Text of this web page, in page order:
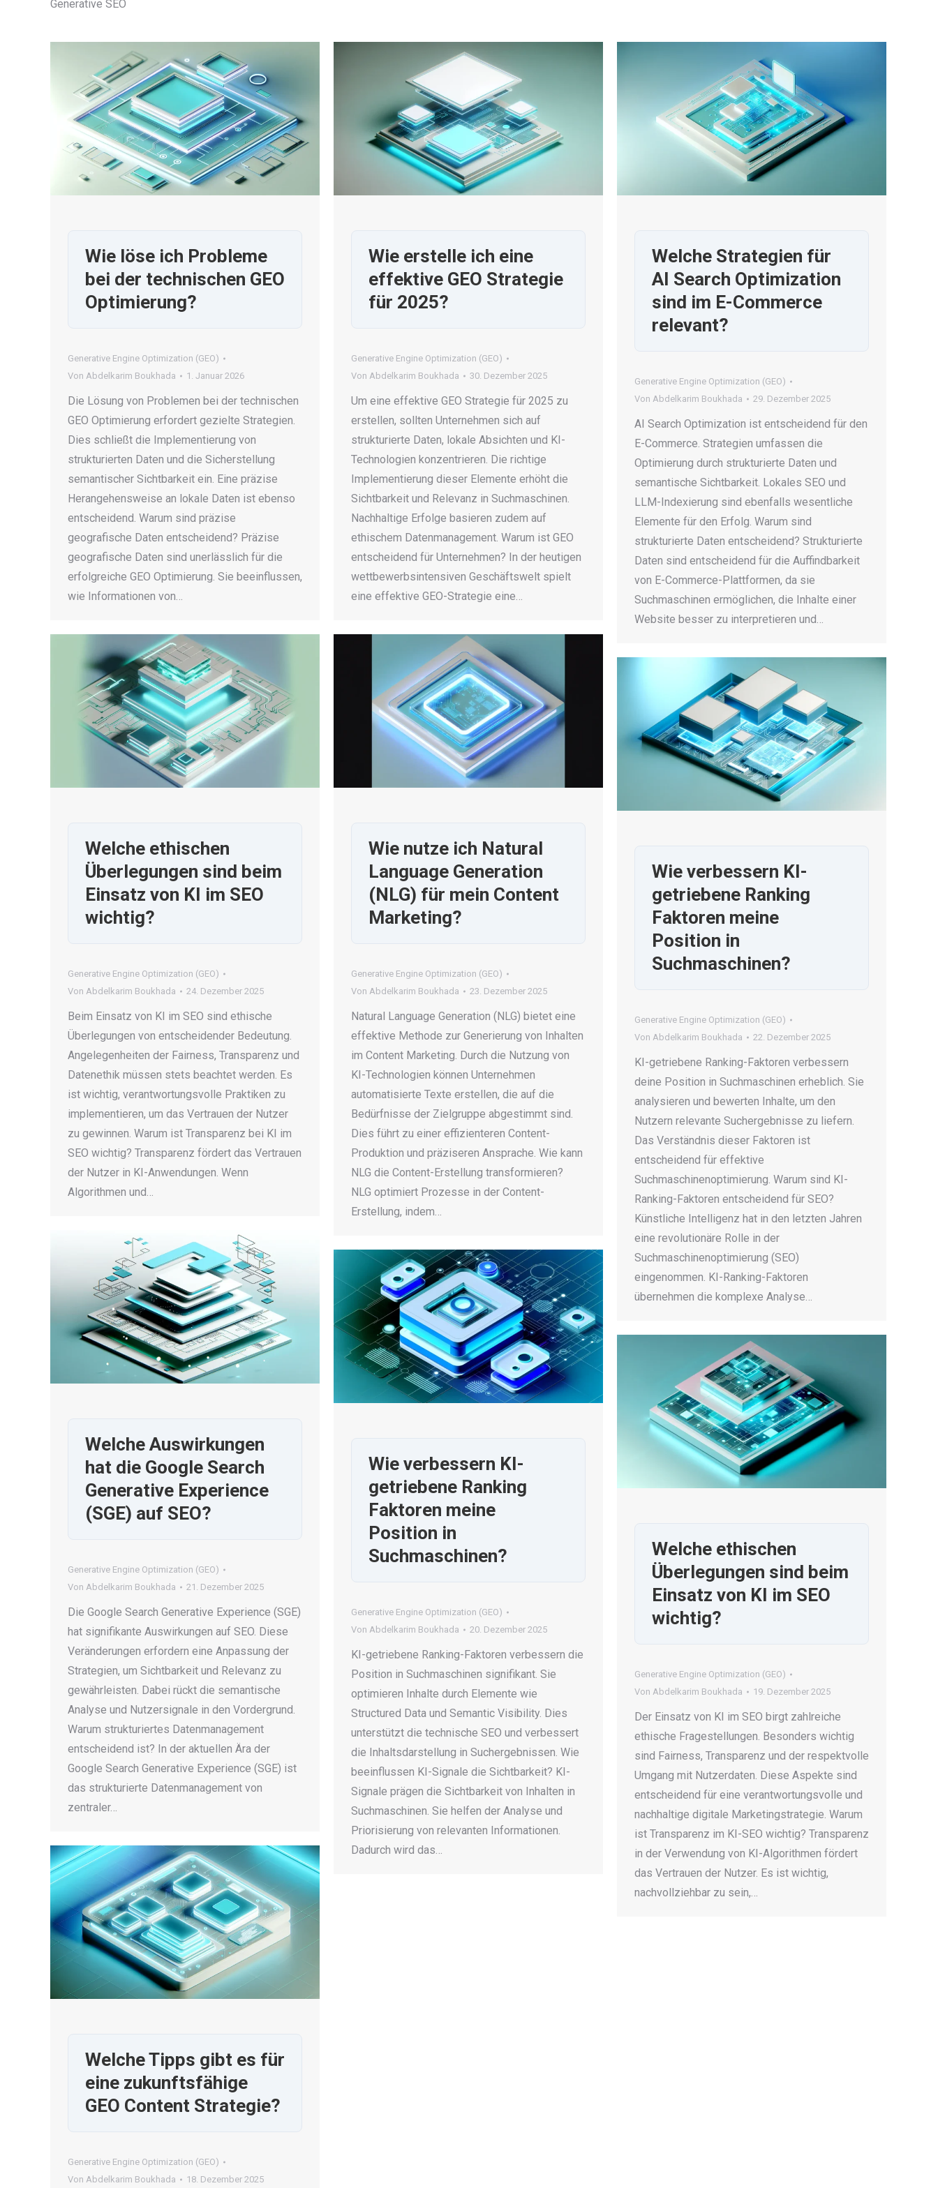
Generative SEO
Wie löse ich Probleme
bei der technischen GEO
Optimierung?
Generative Engine Optimization (GEO)
Von Abdelkarim Boukhada 1. Januar 2026
Die Lösung von Problemen bei der technischen
GEO Optimierung erfordert gezielte Strategien.
Dies schließt die Implementierung von
strukturierten Daten und die Sicherstellung
semantischer Sichtbarkeit ein. Eine präzise
Herangehensweise an lokale Daten ist ebenso
entscheidend. Warum sind präzise
geografische Daten entscheidend? Präzise
geografische Daten sind unerlässlich für die
erfolgreiche GEO Optimierung. Sie beeinflussen,
wie Informationen von…
Wie erstelle ich eine
effektive GEO Strategie
für 2025?
Generative Engine Optimization (GEO)
Von Abdelkarim Boukhada 30. Dezember 2025
Um eine effektive GEO Strategie für 2025 zu
erstellen, sollten Unternehmen sich auf
strukturierte Daten, lokale Absichten und KI-
Technologien konzentrieren. Die richtige
Implementierung dieser Elemente erhöht die
Sichtbarkeit und Relevanz in Suchmaschinen.
Nachhaltige Erfolge basieren zudem auf
ethischem Datenmanagement. Warum ist GEO
entscheidend für Unternehmen? In der heutigen
wettbewerbsintensiven Geschäftswelt spielt
eine effektive GEO-Strategie eine…
Welche Strategien für
AI Search Optimization
sind im E-Commerce
relevant?
Generative Engine Optimization (GEO)
Von Abdelkarim Boukhada 29. Dezember 2025
AI Search Optimization ist entscheidend für den
E-Commerce. Strategien umfassen die
Optimierung durch strukturierte Daten und
semantische Sichtbarkeit. Lokales SEO und
LLM-Indexierung sind ebenfalls wesentliche
Elemente für den Erfolg. Warum sind
strukturierte Daten entscheidend? Strukturierte
Daten sind entscheidend für die Auffindbarkeit
von E-Commerce-Plattformen, da sie
Suchmaschinen ermöglichen, die Inhalte einer
Website besser zu interpretieren und…
Welche ethischen
Überlegungen sind beim
Einsatz von KI im SEO
wichtig?
Generative Engine Optimization (GEO)
Von Abdelkarim Boukhada 24. Dezember 2025
Beim Einsatz von KI im SEO sind ethische
Überlegungen von entscheidender Bedeutung.
Angelegenheiten der Fairness, Transparenz und
Datenethik müssen stets beachtet werden. Es
ist wichtig, verantwortungsvolle Praktiken zu
implementieren, um das Vertrauen der Nutzer
zu gewinnen. Warum ist Transparenz bei KI im
SEO wichtig? Transparenz fördert das Vertrauen
der Nutzer in KI-Anwendungen. Wenn
Algorithmen und…
Wie nutze ich Natural
Language Generation
(NLG) für mein Content
Marketing?
Generative Engine Optimization (GEO)
Von Abdelkarim Boukhada 23. Dezember 2025
Natural Language Generation (NLG) bietet eine
effektive Methode zur Generierung von Inhalten
im Content Marketing. Durch die Nutzung von
KI-Technologien können Unternehmen
automatisierte Texte erstellen, die auf die
Bedürfnisse der Zielgruppe abgestimmt sind.
Dies führt zu einer effizienteren Content-
Produktion und präziseren Ansprache. Wie kann
NLG die Content-Erstellung transformieren?
NLG optimiert Prozesse in der Content-
Erstellung, indem…
Wie verbessern KI-
getriebene Ranking
Faktoren meine
Position in
Suchmaschinen?
Generative Engine Optimization (GEO)
Von Abdelkarim Boukhada 22. Dezember 2025
KI-getriebene Ranking-Faktoren verbessern
deine Position in Suchmaschinen erheblich. Sie
analysieren und bewerten Inhalte, um den
Nutzern relevante Suchergebnisse zu liefern.
Das Verständnis dieser Faktoren ist
entscheidend für effektive
Suchmaschinenoptimierung. Warum sind KI-
Ranking-Faktoren entscheidend für SEO?
Künstliche Intelligenz hat in den letzten Jahren
eine revolutionäre Rolle in der
Suchmaschinenoptimierung (SEO)
eingenommen. KI-Ranking-Faktoren
übernehmen die komplexe Analyse…
Welche Auswirkungen
hat die Google Search
Generative Experience
(SGE) auf SEO?
Generative Engine Optimization (GEO)
Von Abdelkarim Boukhada 21. Dezember 2025
Die Google Search Generative Experience (SGE)
hat signifikante Auswirkungen auf SEO. Diese
Veränderungen erfordern eine Anpassung der
Strategien, um Sichtbarkeit und Relevanz zu
gewährleisten. Dabei rückt die semantische
Analyse und Nutzersignale in den Vordergrund.
Warum strukturiertes Datenmanagement
entscheidend ist? In der aktuellen Ära der
Google Search Generative Experience (SGE) ist
das strukturierte Datenmanagement von
zentraler…
Wie verbessern KI-
getriebene Ranking
Faktoren meine
Position in
Suchmaschinen?
Generative Engine Optimization (GEO)
Von Abdelkarim Boukhada 20. Dezember 2025
KI-getriebene Ranking-Faktoren verbessern die
Position in Suchmaschinen signifikant. Sie
optimieren Inhalte durch Elemente wie
Structured Data und Semantic Visibility. Dies
unterstützt die technische SEO und verbessert
die Inhaltsdarstellung in Suchergebnissen. Wie
beeinflussen KI-Signale die Sichtbarkeit? KI-
Signale prägen die Sichtbarkeit von Inhalten in
Suchmaschinen. Sie helfen der Analyse und
Priorisierung von relevanten Informationen.
Dadurch wird das…
Welche ethischen
Überlegungen sind beim
Einsatz von KI im SEO
wichtig?
Generative Engine Optimization (GEO)
Von Abdelkarim Boukhada 19. Dezember 2025
Der Einsatz von KI im SEO birgt zahlreiche
ethische Fragestellungen. Besonders wichtig
sind Fairness, Transparenz und der respektvolle
Umgang mit Nutzerdaten. Diese Aspekte sind
entscheidend für eine verantwortungsvolle und
nachhaltige digitale Marketingstrategie. Warum
ist Transparenz im KI-SEO wichtig? Transparenz
in der Verwendung von KI-Algorithmen fördert
das Vertrauen der Nutzer. Es ist wichtig,
nachvollziehbar zu sein,…
Welche Tipps gibt es für
eine zukunftsfähige
GEO Content Strategie?
Generative Engine Optimization (GEO)
Von Abdelkarim Boukhada 18. Dezember 2025